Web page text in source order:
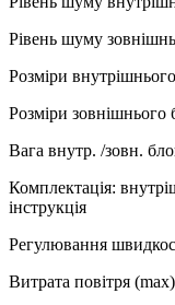
Рівень шуму
Розміри
Розміри
Вага внутр. /зовн.
Комплектація:
інструкція
Регулювання
Витрата повітря (max)